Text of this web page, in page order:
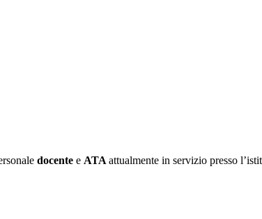
docentee ATAattualmente in servizio presso